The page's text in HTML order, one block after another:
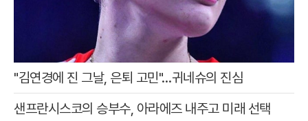
"김연경에 진 그날, 은퇴 고민"…귀네슈의 진심
샌프란시스코의 승부수, 아라에즈 내주고 미래 선택